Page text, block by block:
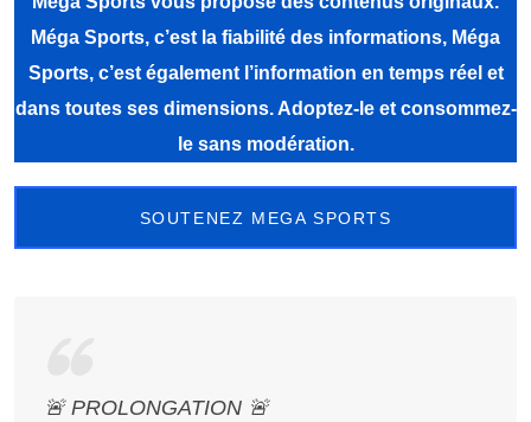
Méga Sports, c’est la fiabilité des informations, Méga
Sports, c’est également l’information en temps réel et
dans toutes ses dimensions. Adoptez-le et consommez-
le sans modération.
SOUTENEZ MEGA SPORTS
🚨 PROLONGATION 🚨